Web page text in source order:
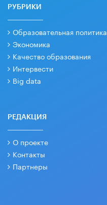
РУБРИКИ
Образовательная политика
Экономика
Качество образования
Интервести
Big data
РЕДАКЦИЯ
О проекте
Контакты
Партнеры